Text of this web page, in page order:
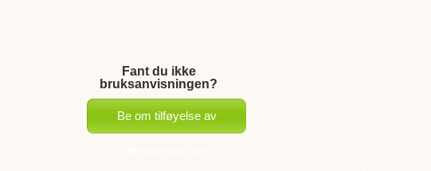
Fant du ikke
bruksanvisningen?
Be om tilføyelse av